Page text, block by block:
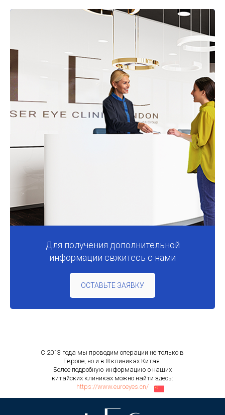
Для получения дополнительной
информации свжитесь с нами
ОСТАВЬТЕ ЗАЯВКУ
С 2013 года мы проводим операции не только в
Европе, но и в 8 клиниках Китая.
Более подробную информацию о наших
китайских клиниках можно найти здесь:
https://www.euroeyes.cn/